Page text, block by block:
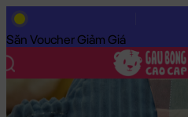
Săn Voucher Giảm Giá
Trang Chủ